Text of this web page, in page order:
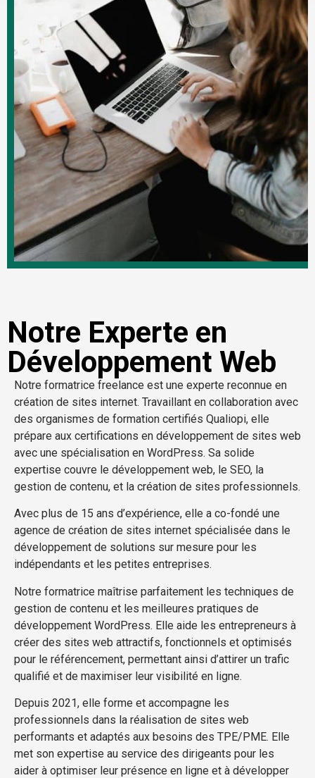
Notre Experte en
Développement Web
Notre formatrice freelance est une experte reconnue en
création de sites internet. Travaillant en collaboration avec
des organismes de formation certifiés Qualiopi, elle
prépare aux certifications en développement de sites web
avec une spécialisation en WordPress. Sa solide
expertise couvre le développement web, le SEO, la
gestion de contenu, et la création de sites professionnels.
Avec plus de 15 ans d’expérience, elle a co-fondé une
agence de création de sites internet spécialisée dans le
développement de solutions sur mesure pour les
indépendants et les petites entreprises.
Notre formatrice maîtrise parfaitement les techniques de
gestion de contenu et les meilleures pratiques de
développement WordPress. Elle aide les entrepreneurs à
créer des sites web attractifs, fonctionnels et optimisés
pour le référencement, permettant ainsi d’attirer un trafic
qualifié et de maximiser leur visibilité en ligne.
Depuis 2021, elle forme et accompagne les
professionnels dans la réalisation de sites web
performants et adaptés aux besoins des TPE/PME. Elle
met son expertise au service des dirigeants pour les
aider à optimiser leur présence en ligne et à développer